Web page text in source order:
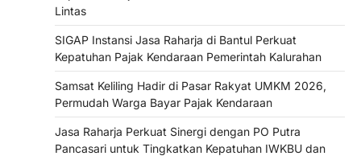
Lintas
SIGAP Instansi Jasa Raharja di Bantul Perkuat
Kepatuhan Pajak Kendaraan Pemerintah Kalurahan
Samsat Keliling Hadir di Pasar Rakyat UMKM 2026,
Permudah Warga Bayar Pajak Kendaraan
Jasa Raharja Perkuat Sinergi dengan PO Putra
Pancasari untuk Tingkatkan Kepatuhan IWKBU dan